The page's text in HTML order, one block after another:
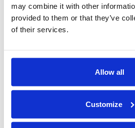
may combine it with other
provided to them or that they’ve
of their services.
Allow all
Customize
Nombre de Passagers*